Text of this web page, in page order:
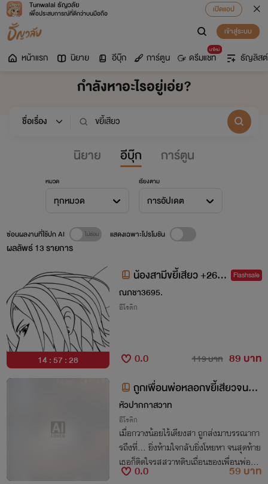
Tunwalai ธัญวลัย
เพื่อประสบการณ์ที่ดีกว่าบนมือถือ
เปิดแอป
เข้าสู่ระบบ
หน้าแรก นิยาย อีบุ๊ก การ์ตูน
มาใหม่
ดรีมแชท ธัญลิสต์
กำลังหาอะไรอยู่เอ่ย?
นิยาย อีบุ๊ก การ์ตูน
หมวด
ทุกหมวด
เรียงตาม
การอัปเดต
ผลลัพธ์13รายการ
ซ่อนผลงานที่ใช้ปก AI แสดงเฉพาะโปรโมชัน
14 : 57 : 28
น้องสามีขยี้เสียว +26 N
C💯 (เล่ม2) ตอนจบ
Flashsale
ณภชา3695.
อีโรติก
0.0 119 บาท 89 บาท
ถูกเพื่อนพ่อหลอกขยี้เสียวจนติด
ใจ
หัวปากกาสวาท
อีโรติก
เมื่อกวางน้อยไร้เดียงสา ถูกส่งมาบรรณากา
รถึงที่... ยิ่งห้ามใจกลับยิ่งโหยหา จนสุดท้าย
เธอก็ติดใจรสสวาทดิบเถื่อนของเพื่อนพ่อจน
โงหัวไม่ขึ้น!
0.0
59 บาท